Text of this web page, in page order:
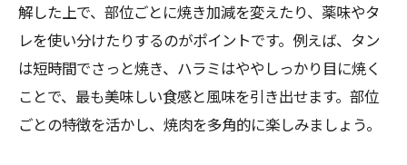
解した上で、部位ごとに焼き加減を変えたり、薬味やタ
レを使い分けたりするのがポイントです。例えば、タン
は短時間でさっと焼き、ハラミはややしっかり目に焼く
ことで、最も美味しい食感と風味を引き出せます。部位
ごとの特徴を活かし、焼肉を多角的に楽しみましょう。